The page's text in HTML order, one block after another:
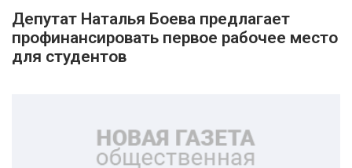
Депутат Наталья Боева предлагает
профинансировать первое рабочее место
для студентов